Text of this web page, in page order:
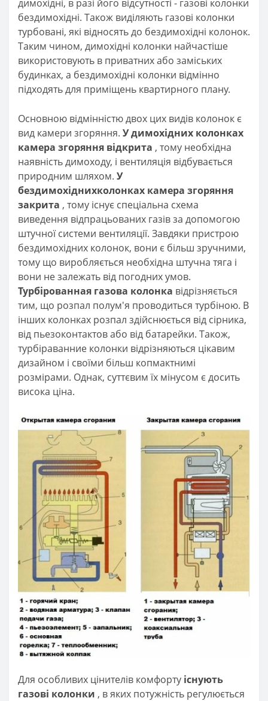
димохідні, в разі його відсутності - газові колонки
бездимохідні. Також виділяють газові колонки
турбовані, які відносять до бездимохідні колонок.
Таким чином, димохідні колонки найчастіше
використовують в приватних або заміських
будинках, а бездимохідні колонки відмінно
підходять для приміщень квартирного плану.
Основною відмінністю двох цих видів колонок є
вид камери згоряння. У димохідних колонках
камера згоряння відкрита , тому необхідна
наявність димоходу, і вентиляція відбувається
природним шляхом. У
бездимохіднихколонках камера згоряння
закрита , тому існує спеціальна схема
виведення відпрацьованих газів за допомогою
штучної системи вентиляції. Завдяки пристрою
бездимохідних колонок, вони є більш зручними,
тому що виробляється необхідна штучна тяга і
вони не залежать від погодних умов.
Турбірованная газова колонка відрізняється
тим, що розпал полум'я проводиться турбіною. В
інших колонках розпал здійснюється від сірника,
від пьезоконтактов або від батарейки. Також,
турбіраванние колонки відрізняються цікавим
дизайном і своїми більш копмактнимі
розмірами. Однак, суттєвим їх мінусом є досить
висока ціна.
Для особливих цінителів комфорту існують
газові колонки , в яких потужність регулюється